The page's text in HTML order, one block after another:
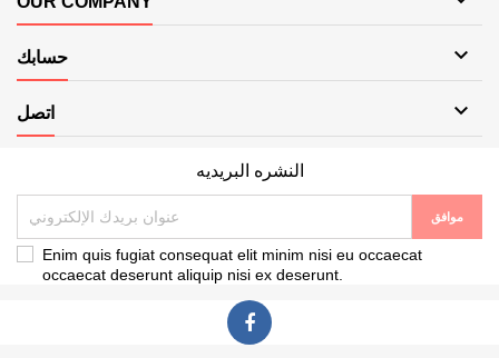
حسابك 
اتصل 
النشره البريديه
Enim quis fugiat consequat elit minim nisi eu occaecat
occaecat deserunt aliquip nisi ex deserunt.